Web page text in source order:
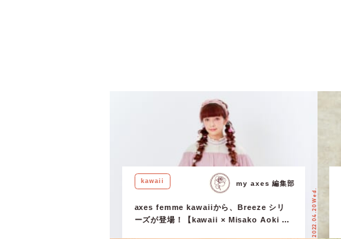
kawaii
axes femme kawaiiから、Breeze シリ
ーズが登場！【kawaii × Misako Aoki &
2022.04.20 Wed.
my axes 編集部